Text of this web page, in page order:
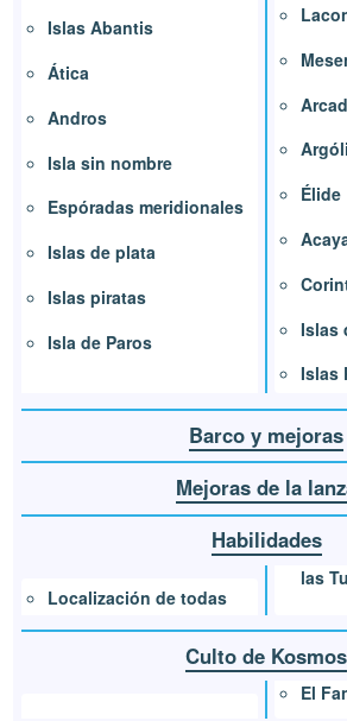
Islas Abantis
Ática
Andros
Isla sin nombre
Espóradas meridionales
Islas de plata
Islas piratas
Isla de Paros
Élide
Islas
Islas
Barco y mejoras
Mejoras de la
Habilidades
Localización de todas
las
Culto de Kosmos
El